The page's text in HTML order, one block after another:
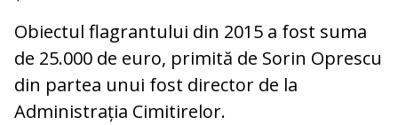
Obiectul flagrantului din 2015 a fost suma
de 25.000 de euro, primită de Sorin Oprescu
din partea unui fost director de la
Administrația Cimitirelor.